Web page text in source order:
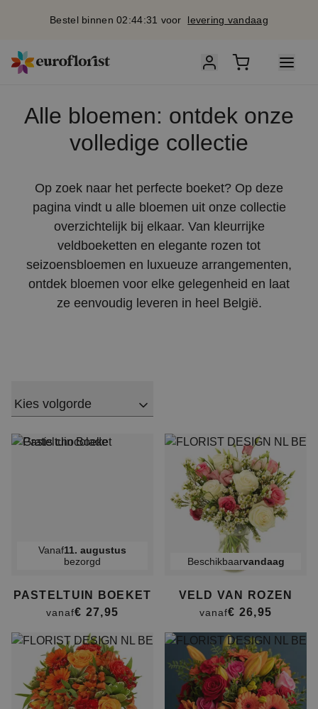
Bestel binnen 02:44:30 voor levering vandaag
Alle bloemen: ontdek onze
volledige collectie
Op zoek naar het perfecte boeket? Op deze
pagina vindt u alle bloemen uit onze collectie
overzichtelijk bij elkaar. Van kleurrijke
veldboeketten en elegante rozen tot
seizoensbloemen en luxueuze arrangementen,
ontdek bloemen voor elke gelegenheid en laat
ze eenvoudig leveren in heel België.
Kies volgorde
Vanaf11. augustus
bezorgd
PASTELTUIN BOEKET
vanaf€ 27,95
Beschikbaarvandaag
VELD VAN ROZEN
vanaf€ 26,95